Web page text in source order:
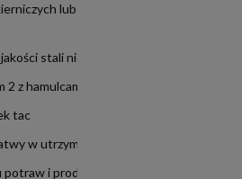
lub tac o wymiarach 600x400
stali nierdzewnej
z hamulcami
tac
w utrzymaniu czystości
i produktów w różnych typach